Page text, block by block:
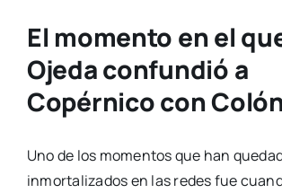
El momento en el
Ojeda confundió a
Copérnico con
Uno de los momentos que han
inmortalizados en las redes fue